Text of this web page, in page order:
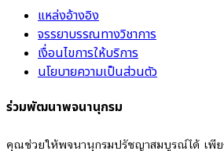
แหล่งอ้างอิง
จรรยาบรรณทางวิชาการ
เงื่อนไขการให้บริการ
นโยบายความเป็นส่วนตัว
ร่วมพัฒนาพจนานุกรม
คุณช่วยให้พจนานุกรมปรัชญาสมบูรณ์ได้ เพีย